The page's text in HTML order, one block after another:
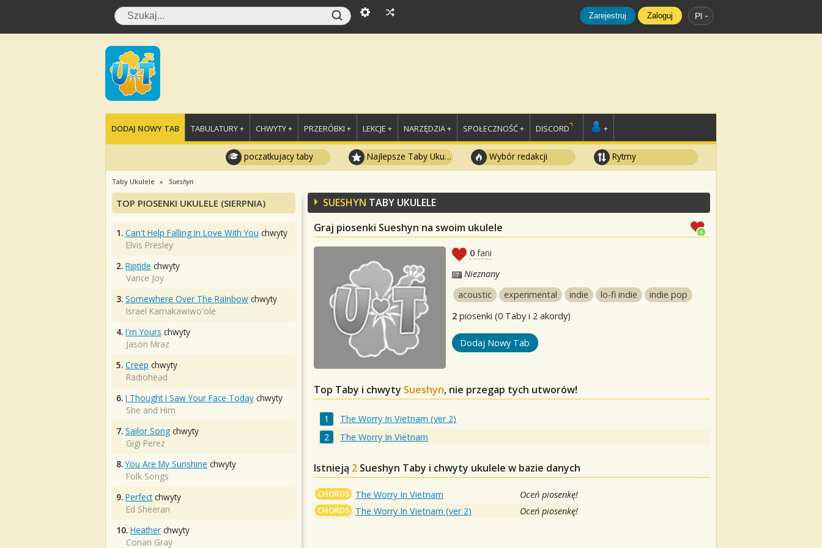
Zarejestruj Zaloguj Pl
DODAJ NOWY TAB TABULATURY + CHWYTY + PRZERÓBKI + LEKCJE + NARZĘDZIA + SPOŁECZNOŚĆ + DISCORD +
poczatkujacy taby Najlepsze Taby Ukulele Wybór redakcji Rytmy
Taby Ukulele Sueshyn
SUESHYN TABY UKULELE
Graj piosenki Sueshyn na swoim ukulele
0 fani
Nieznany
acoustic
experimental indie lo-fi indie
indie pop
2 piosenki (0 Taby i 2 akordy)
Dodaj Nowy Tab
Top Taby i chwyty Sueshyn, nie przegap tych utworów!
The Worry In Vietnam (ver 2)
The Worry In Vietnam
Istnieją 2 Sueshyn Taby i chwyty ukulele w bazie danych
CHORDS The Worry In Vietnam Oceń piosenkę!
CHORDS The Worry In Vietnam (ver 2) Oceń piosenkę!
TOP PIOSENKI UKULELE (SIERPNIA)
1. Can't Help Falling In Love With You chwyty
Elvis Presley
2. Riptide chwyty
Vance Joy
3. Somewhere Over The Rainbow chwyty
Israel Kamakawiwo'ole
4. I'm Yours chwyty
Jason Mraz
5. Creep chwyty
Radiohead
6. I Thought I Saw Your Face Today chwyty
She and Him
7. Sailor Song chwyty
Gigi Perez
8. You Are My Sunshine chwyty
Folk Songs
9. Perfectchwyty
Ed Sheeran
10. Heather chwyty
Conan Gray